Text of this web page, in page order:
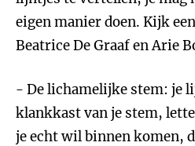
eigen manier doen. Kijk
Beatrice De Graaf en Arie
- De lichamelijke stem: je
klankkast van je stem,
je echt wil binnen komen,